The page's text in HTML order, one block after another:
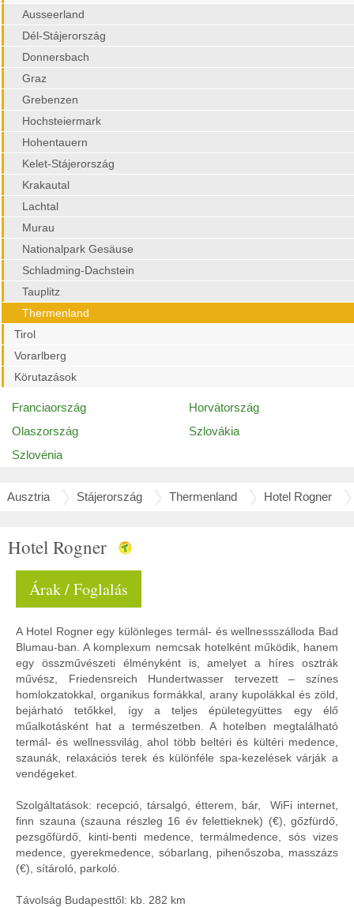
Ausseerland
Dél-Stájerország
Donnersbach
Graz
Grebenzen
Hochsteiermark
Hohentauern
Kelet-Stájerország
Krakautal
Lachtal
Murau
Nationalpark Gesäuse
Schladming-Dachstein
Tauplitz
Thermenland
Tirol
Vorarlberg
Körutazások
Franciaország
Horvátország
Olaszország
Szlovákia
Szlovénia
Ausztria Stájerország Thermenland Hotel Rogner
Hotel Rogner
Árak / Foglalás
A Hotel Rogner egy különleges termál- és wellnessszálloda Bad
Blumau-ban. A komplexum nemcsak hotelként működik, hanem
egy összművészeti élményként is, amelyet a híres osztrák
művész, Friedensreich Hundertwasser tervezett – színes
homlokzatokkal, organikus formákkal, arany kupolákkal és zöld,
bejárható tetőkkel, így a teljes épületegyüttes egy élő
műalkotásként hat a természetben. A hotelben megtalálható
termál- és wellnessvilág, ahol több beltéri és kültéri medence,
szaunák, relaxációs terek és különféle spa-kezelések várják a
vendégeket.
Szolgáltatások: recepció, társalgó, étterem, bár, WiFi internet,
finn szauna (szauna részleg 16 év felettieknek) (€), gőzfürdő,
pezsgőfürdő, kinti-benti medence, termálmedence, sós vizes
medence, gyerekmedence, sóbarlang, pihenőszoba, masszázs
(€), sítároló, parkoló.
Távolság Budapesttől: kb. 282 km